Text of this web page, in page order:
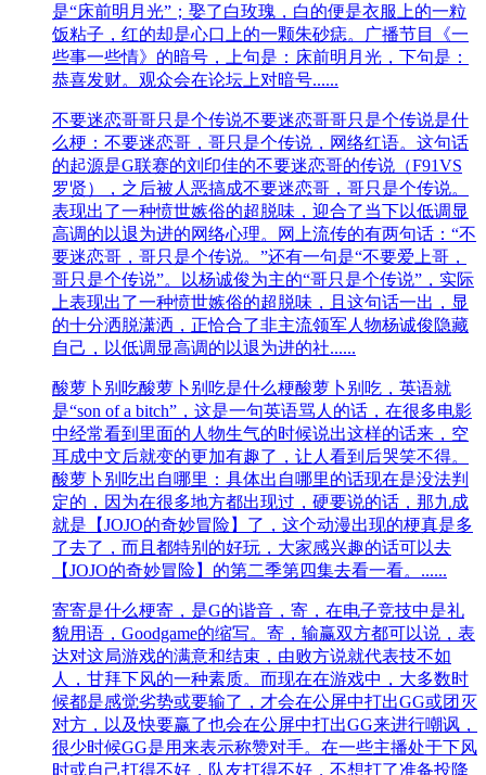
是“床前明月光”；娶了白玫瑰，白的便是衣服上的一粒
饭粘子，红的却是心口上的一颗朱砂痣。广播节目《一
些事一些情》的暗号，上句是：床前明月光，下句是：
恭喜发财。观众会在论坛上对暗号......
不要迷恋哥哥只是个传说不要迷恋哥哥只是个传说是什
么梗：不要迷恋哥，哥只是个传说，网络红语。这句话
的起源是G联赛的刘印佳的不要迷恋哥的传说（F91VS
罗贤），之后被人恶搞成不要迷恋哥，哥只是个传说。
表现出了一种愤世嫉俗的超脱味，迎合了当下以低调显
高调的以退为进的网络心理。网上流传的有两句话：“不
要迷恋哥，哥只是个传说。”还有一句是“不要爱上哥，
哥只是个传说”。以杨诚俊为主的“哥只是个传说”，实际
上表现出了一种愤世嫉俗的超脱味，且这句话一出，显
的十分洒脱潇洒，正恰合了非主流领军人物杨诚俊隐藏
自己，以低调显高调的以退为进的社......
酸萝卜别吃酸萝卜别吃是什么梗酸萝卜别吃，英语就
是“son of a bitch”，这是一句英语骂人的话，在很多电影
中经常看到里面的人物生气的时候说出这样的话来，空
耳成中文后就变的更加有趣了，让人看到后哭笑不得。
酸萝卜别吃出自哪里：具体出自哪里的话现在是没法判
定的，因为在很多地方都出现过，硬要说的话，那九成
就是【JOJO的奇妙冒险】了，这个动漫出现的梗真是多
了去了，而且都特别的好玩，大家感兴趣的话可以去
【JOJO的奇妙冒险】的第二季第四集去看一看。......
​寄寄是什么梗​寄，是G的谐音，寄，在电子竞技中是礼
貌用语，Goodgame的缩写。寄，输赢双方都可以说，表
达对这局游戏的满意和结束，由败方说就代表技不如
人，甘拜下风的一种素质。而现在在游戏中，大多数时
候都是感觉劣势或要输了，才会在公屏中打出GG或团灭
对方，以及快要赢了也会在公屏中打出GG来进行嘲讽，
很少时候GG是用来表示称赞对手。在一些主播处于下风
时或自己打得不好，队友打得不好，不想打了准备投降